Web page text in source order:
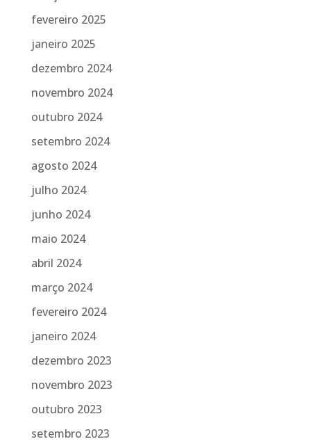
fevereiro 2025
janeiro 2025
dezembro 2024
novembro 2024
outubro 2024
setembro 2024
agosto 2024
julho 2024
junho 2024
maio 2024
abril 2024
março 2024
fevereiro 2024
janeiro 2024
dezembro 2023
novembro 2023
outubro 2023
setembro 2023